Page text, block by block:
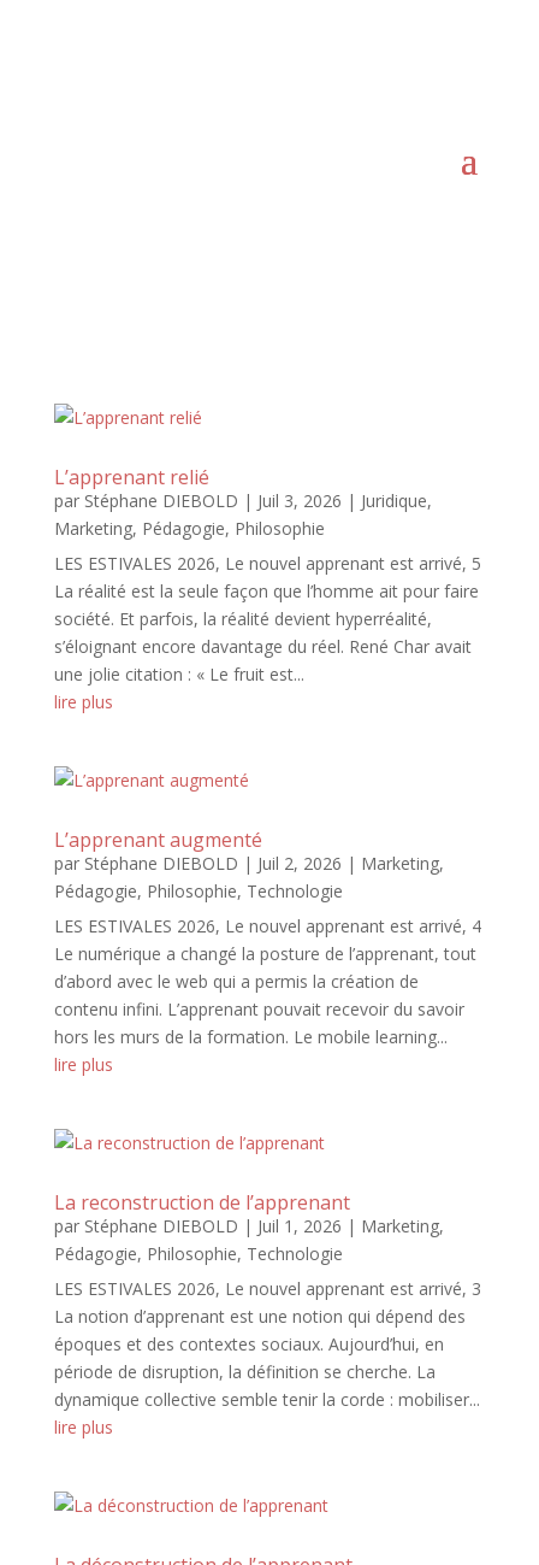
L’apprenant relié
par Stéphane DIEBOLD | Juil 3, 2026 | Juridique,
Marketing, Pédagogie, Philosophie
LES ESTIVALES 2026, Le nouvel apprenant est arrivé, 5
La réalité est la seule façon que l’homme ait pour faire
société. Et parfois, la réalité devient hyperréalité,
s’éloignant encore davantage du réel. René Char avait
une jolie citation : « Le fruit est...
lire plus
L’apprenant augmenté
par Stéphane DIEBOLD | Juil 2, 2026 | Marketing,
Pédagogie, Philosophie, Technologie
LES ESTIVALES 2026, Le nouvel apprenant est arrivé, 4
Le numérique a changé la posture de l’apprenant, tout
d’abord avec le web qui a permis la création de
contenu infini. L’apprenant pouvait recevoir du savoir
hors les murs de la formation. Le mobile learning...
lire plus
La reconstruction de l’apprenant
par Stéphane DIEBOLD | Juil 1, 2026 | Marketing,
Pédagogie, Philosophie, Technologie
LES ESTIVALES 2026, Le nouvel apprenant est arrivé, 3
La notion d’apprenant est une notion qui dépend des
époques et des contextes sociaux. Aujourd’hui, en
période de disruption, la définition se cherche. La
dynamique collective semble tenir la corde : mobiliser...
lire plus